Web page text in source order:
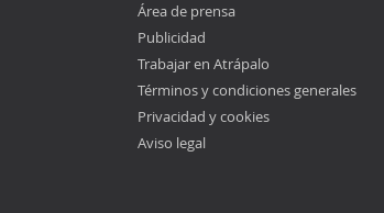
Área de prensa
Publicidad
Trabajar en Atrápalo
Términos y condiciones generales
Privacidad y cookies
Aviso legal